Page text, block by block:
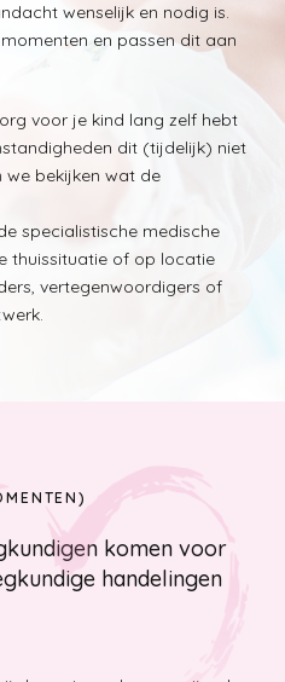
wenselijk en nodig is.
en passen dit aan
voor je kind lang zelf hebt
dit (tijdelijk) niet
bekijken wat de
specialistische medische
thuissituatie of op locatie
vertegenwoordigers of
komen voor
handelingen